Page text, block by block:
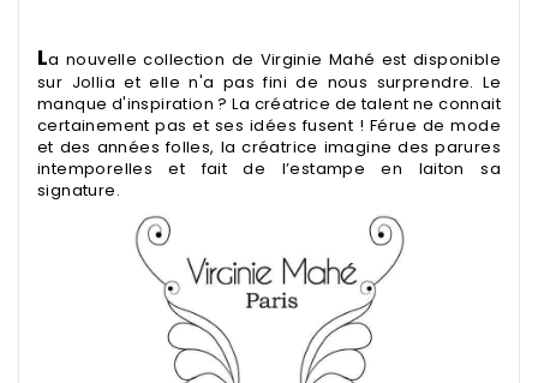
La nouvelle collection de Virginie Mahé est disponible
sur Jollia et elle n'a pas fini de nous surprendre. Le
manque d'inspiration ? La créatrice de talent ne connait
certainement pas et ses idées fusent ! Férue de mode
et des années folles, la créatrice imagine des parures
intemporelles et fait de l’estampe en laiton sa
signature.